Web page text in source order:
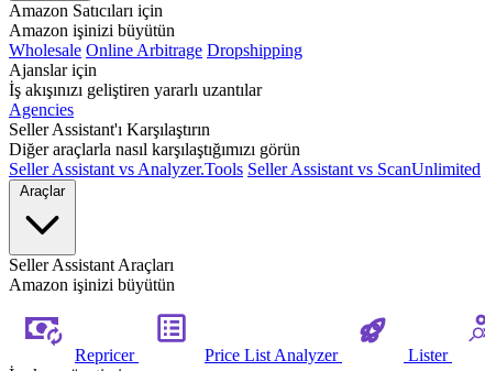
Amazon Satıcıları için
Amazon işinizi büyütün
Wholesale Online Arbitrage Dropshipping
Ajanslar için
İş akışınızı geliştiren yararlı uzantılar
Agencies
Seller Assistant'ı Karşılaştırın
Diğer araçlarla nasıl karşılaştığımızı görün
Seller Assistant vs Analyzer.Tools Seller Assistant vs ScanUnlimited
Araçlar
Seller Assistant Araçları
Amazon işinizi büyütün
Repricer Price List Analyzer Lister